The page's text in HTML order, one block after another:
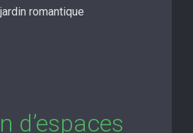
romantique
d’espaces